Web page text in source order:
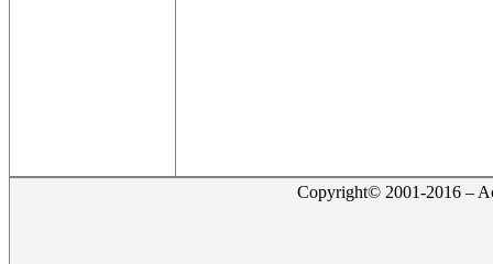
Copyright© 2001-2016 –